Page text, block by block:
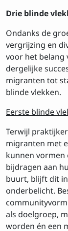
Drie blinde
Ondanks de
vergrijzing en
voor het belang
dergelijke
migranten tot
blinde vlekken.
Eerste blinde
Terwijl
migranten met
kunnen
bijdragen aan
buurt, blijft dit
onderbelicht.
als doelgroep,
worden én een